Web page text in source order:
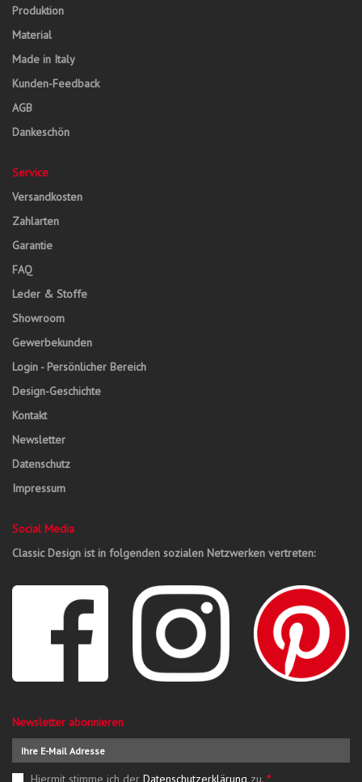
Produktion
Material
Made in Italy
Kunden-Feedback
AGB
Dankeschön
Service
Versandkosten
Zahlarten
Garantie
FAQ
Leder & Stoffe
Showroom
Gewerbekunden
Login - Persönlicher Bereich
Design-Geschichte
Kontakt
Newsletter
Datenschutz
Impressum
Social Media
Classic Design ist in folgenden sozialen Netzwerken vertreten:
Newsletter abonnieren
Hiermit stimme ich der Datenschutzerklärung zu. *